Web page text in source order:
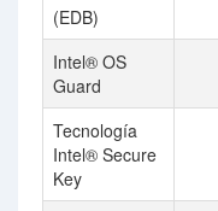
(EDB)
Intel® OS
Guard
Tecnología
Intel® Secure
Key